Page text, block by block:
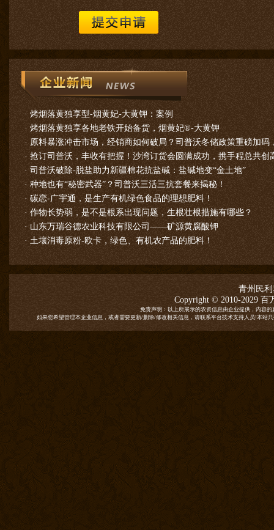
· 烤烟落黄独享型-烟黄妃-大黄钾：案例
· 烤烟落黄独享各地老铁开始备货，烟黄妃®-大黄钾
· 原料暴涨冲击市场，经销商如何破局？司普沃冬储政策重磅加码
· 抢订司普沃，丰收有把握！沙湾订货会圆满成功，携手程总共创
· 司普沃破除-脱盐助力新疆棉花抗盐碱：盐碱地变“金土地”
· 种地也有“秘密武器”？司普沃三活三抗套餐来揭秘！
· 碳恋-广宇通，是生产有机绿色食品的理想肥料！
· 作物长势弱，是不是根系出现问题，生根壮根措施有哪些？
· 山东万瑞谷德农业科技有限公司——矿源黄腐酸钾
· 土壤消毒原粉-欧卡，绿色、有机农产品的肥料！
青州民
Copyright © 2010-2029 百
免责声明：以上所展示的农资信息由企业提供，内容
如果您希望管理本企业信息，或者需要更新/删除/修改相关信息，请联系平台技术支持人员!本站